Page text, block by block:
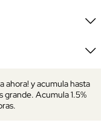
ahora! y acumula hasta
Acumula 1.5%